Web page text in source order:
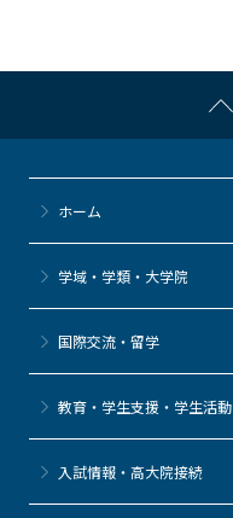
k
ホーム
学域・学類・大学院
国際交流・留学
教育・学生支援・学生活動
⼊試情報・高大院接続